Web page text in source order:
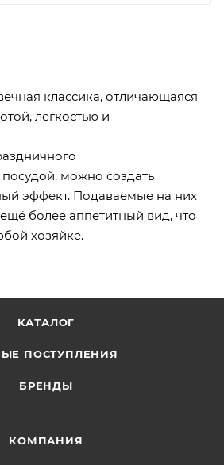
классика, отличающаяся
легкостью и
можно создать
эффект. Подаваемые на них
более аппетитный вид, что
хозяйке.
КАТАЛОГ
ПОСТУПЛЕНИЯ
БРЕНДЫ
КОМПАНИЯ